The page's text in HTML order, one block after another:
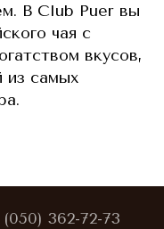
В Club Puer вы
чая с
вкусов,
из самых
362-72-73